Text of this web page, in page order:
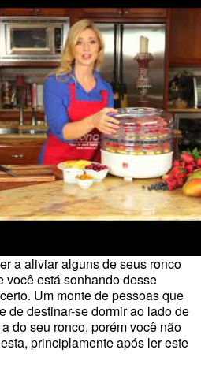
a aliviar alguns de seus ronco
você está sonhando desse
Um monte de pessoas que
de destinar-se dormir ao lado de
do seu ronco, porém você não
principlamente após ler este